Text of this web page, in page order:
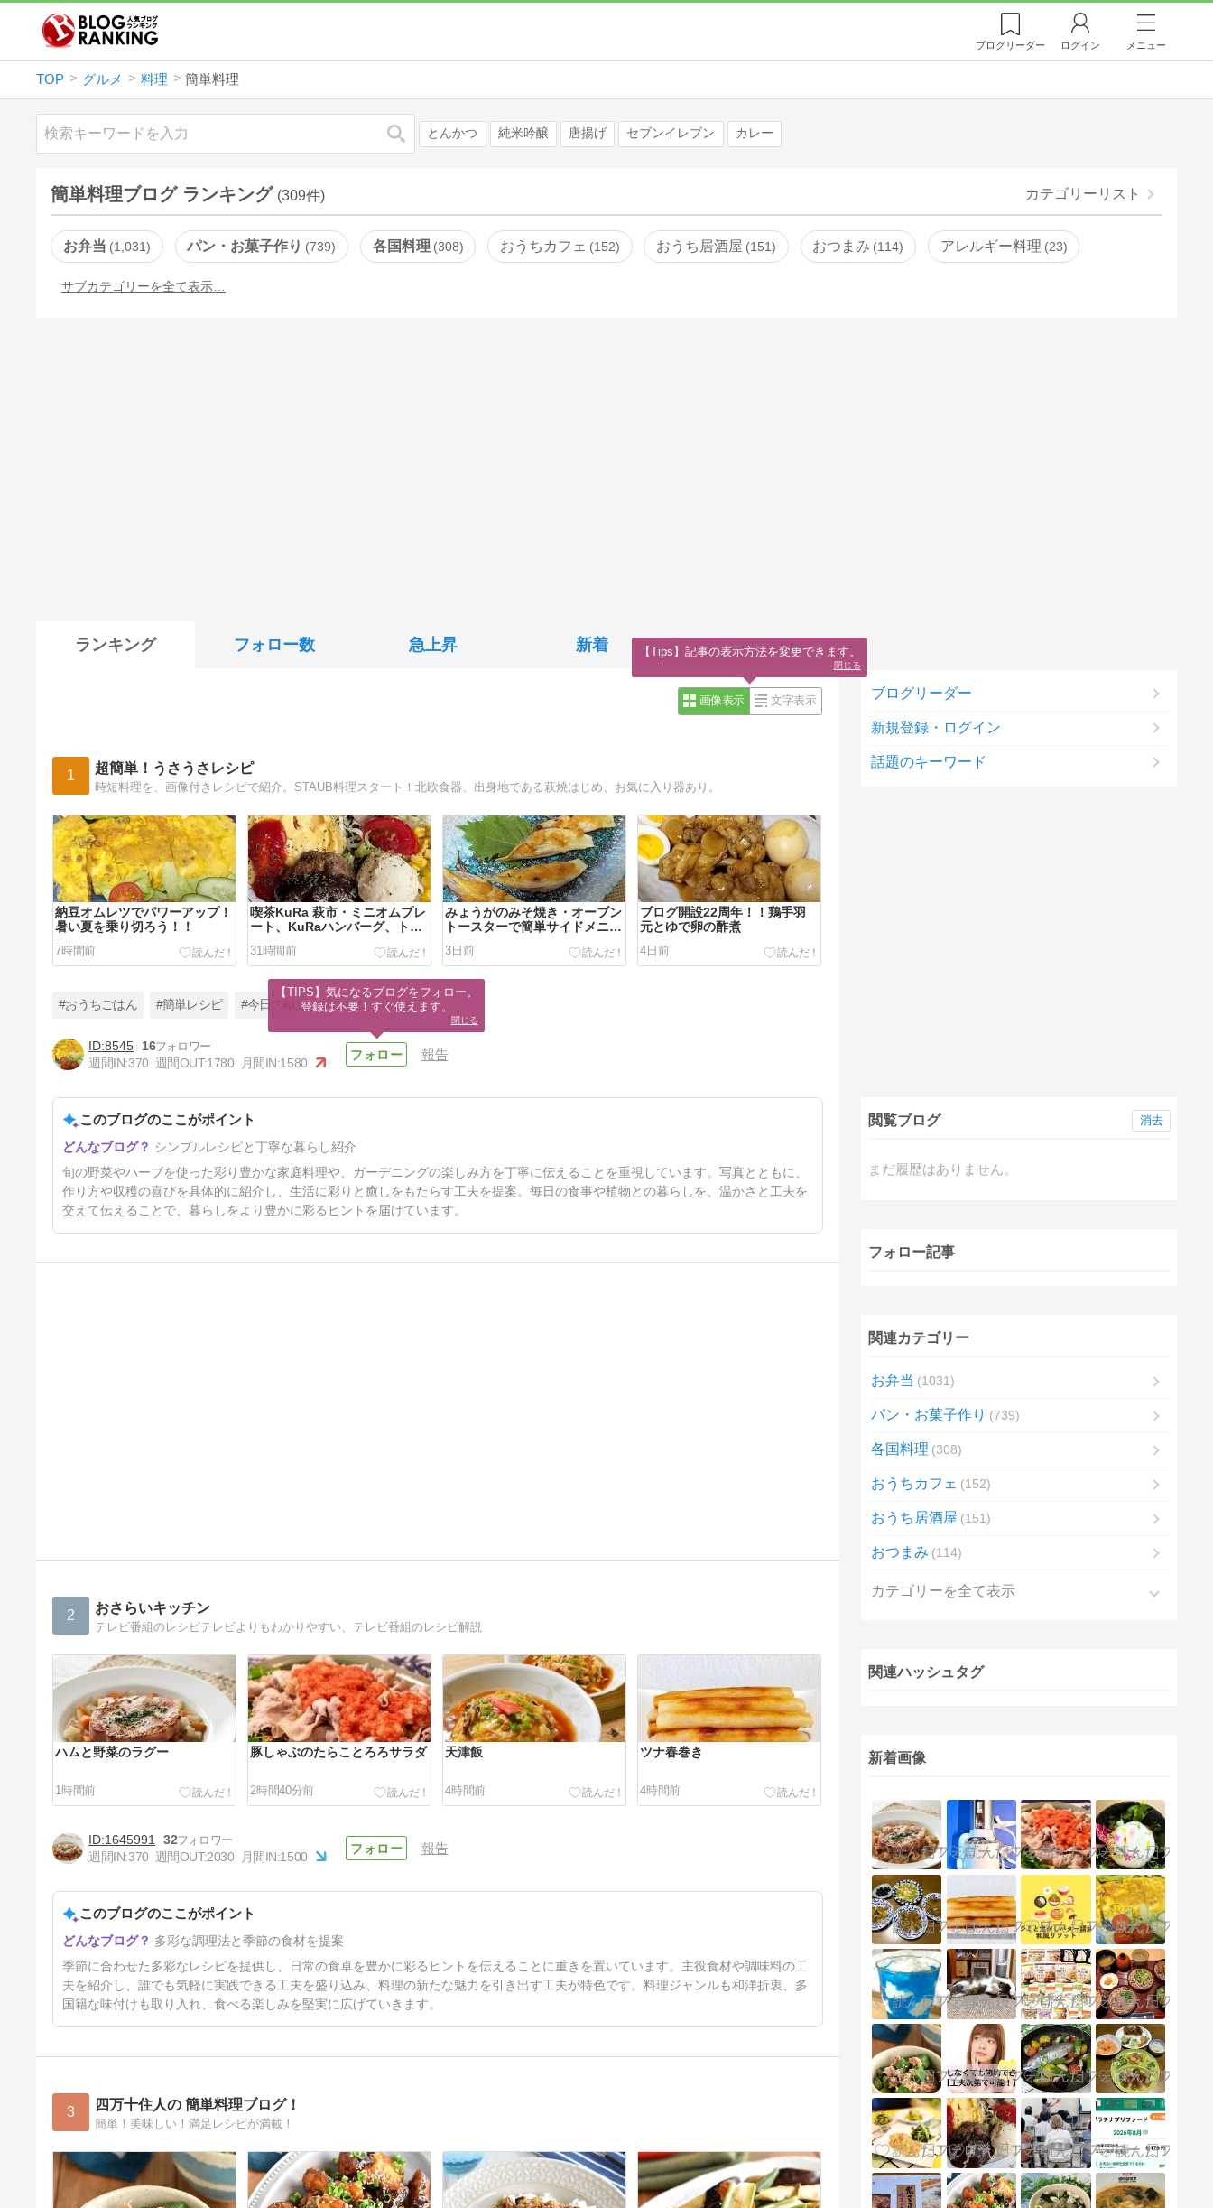
ブログリーダー ログイン メニュー
TOP グルメ 料理 簡単料理
検索 とんかつ 純米吟醸 唐揚げ セブンイレブン カレー
簡単料理ブログ ランキング (309件) カテゴリーリスト
お弁当 1,031 パン・お菓子作り 739 各国料理 308 おうちカフェ 152 おうち居酒屋 151 おつまみ 114 アレルギー料理 23
サブカテゴリーを全て表示…
ランキング フォロー数 急上昇 新着
画像表示 文字表示
1 超簡単！うさうさレシピ
時短料理を、画像付きレシピで紹介。STAUB料理スタート！北欧食器、出身地である萩焼はじめ、お気に入り器あり。
納豆オムレツでパワーアップ！
暑い夏を乗り切ろう！！
7時間前
喫茶KuRa 萩市・ミニオムプレ
ート、KuRaハンバーグ、トー
スト。
31時間前
みょうがのみそ焼き・オーブン
トースターで簡単サイドメニュ
ー！
3日前
ブログ開設22周年！！鶏手羽
元とゆで卵の酢煮
4日前
存食！夏に嬉しい！！
5日前
#おうちごはん #簡単レシピ #今日の献立 #ヘルシーレシピ
8545
16
週間IN:370 週間OUT:1780 月間IN:1580
報告
このブログのここがポイント
シンプルレシピと丁寧な暮らし紹介
旬の野菜やハーブを使った彩り豊かな家庭料理や、ガーデニングの楽しみ方を丁寧に伝えることを重視しています。写真とともに、
作り方や収穫の喜びを具体的に紹介し、生活に彩りと癒しをもたらす工夫を提案。毎日の食事や植物との暮らしを、温かさと工夫を
交えて伝えることで、暮らしをより豊かに彩るヒントを届けています。
2 おさらいキッチン
テレビ番組のレシピテレビよりもわかりやすい、テレビ番組のレシピ解説
ハムと野菜のラグー
1時間前
豚しゃぶのたらことろろサラダ
2時間40分前
天津飯
4時間前
ツナ春巻き
4時間前
とうもろこしとえびの棒春巻
17時間前
1645991
32
週間IN:370 週間OUT:2030 月間IN:1500
報告
このブログのここがポイント
多彩な調理法と季節の食材を提案
季節に合わせた多彩なレシピを提供し、日常の食卓を豊かに彩るヒントを伝えることに重きを置いています。主役食材や調味料の工
夫を紹介し、誰でも気軽に実践できる工夫を盛り込み、料理の新たな魅力を引き出す工夫が特色です。料理ジャンルも和洋折衷、多
国籍な味付けも取り入れ、食べる楽しみを堅実に広げていきます。
3 四万十住人の 簡単料理ブログ！
簡単！美味しい！満足レシピが満載！
ブログリーダー
新規登録・ログイン
話題のキーワード
閲覧ブログ
まだ履歴はありません。
消去
フォロー記事
関連カテゴリー
お弁当 1031
パン・お菓子作り 739
各国料理 308
おうちカフェ 152
おうち居酒屋 151
おつまみ 114
カテゴリーを全て表示
関連ハッシュタグ
新着画像
【TIPS】気になるブログをフォロー。
登録は不要！すぐ使えます。
閉じる
【Tips】記事の表示方法を変更できます。
閉じる